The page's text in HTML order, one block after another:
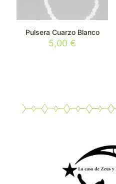
Pulsera Cuarzo Blanco
5,00€